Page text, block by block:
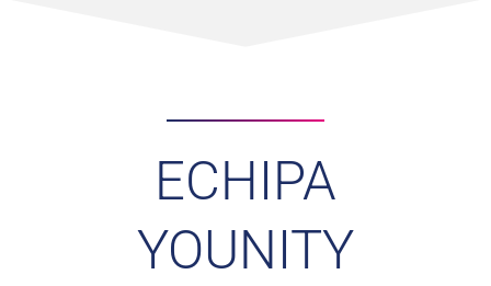
ECHIPA
YOUNITY